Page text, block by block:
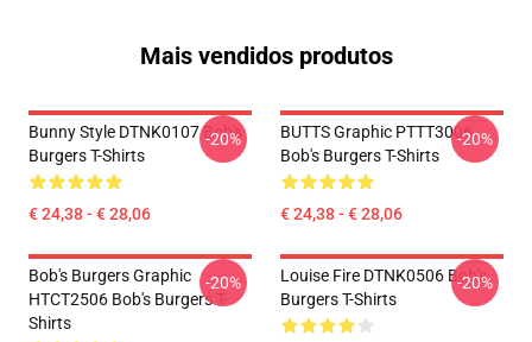
Mais vendidos produtos
Bunny Style DTNK0107 Bob's
Burgers T-Shirts
€ 24,38 - € 28,06
-20%
BUTTS Graphic PTTT3006
Bob's Burgers T-Shirts
€ 24,38 - € 28,06
-20%
Bob's Burgers Graphic
HTCT2506 Bob's Burgers T-
Shirts
-20%
Louise Fire DTNK0506 Bob's
Burgers T-Shirts
-20%